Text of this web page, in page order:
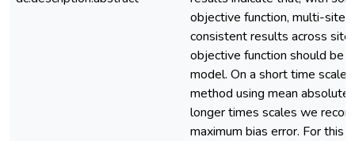
objective function, multi-site
consistent results across
objective function should be
model. On a short time
method using mean
longer times scales we
maximum bias error. For this